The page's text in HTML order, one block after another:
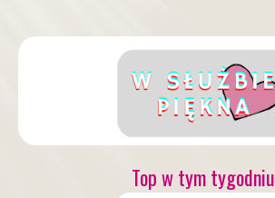
Top w tym tygodniu